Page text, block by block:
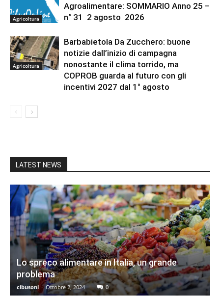
Agricoltura
Agroalimentare: SOMMARIO Anno 25 –
n° 31 2 agosto 2026
Agricoltura
Barbabietola Da Zucchero: buone
notizie dall’inizio di campagna
nonostante il clima torrido, ma
COPROB guarda al futuro con gli
incentivi 2027 dal 1° agosto
LATEST NEWS
Lo spreco alimentare in Italia, un grande
problema
cibusonl - Ottobre 2, 2024 0